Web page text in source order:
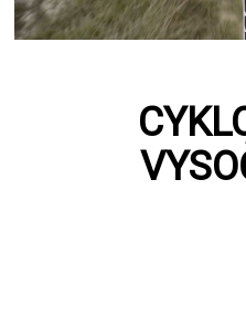
FOTOGALERIE